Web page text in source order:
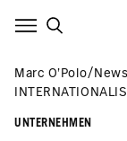
Marc O’Polo News
UNTERNEHMEN